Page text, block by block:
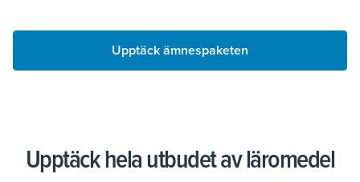
Upptäck ämnespaketen
Upptäck hela utbudet av läromedel